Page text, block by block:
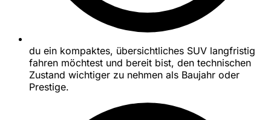
du ein kompaktes, übersichtliches SUV langfristig
fahren möchtest und bereit bist, den technischen
Zustand wichtiger zu nehmen als Baujahr oder
Prestige.